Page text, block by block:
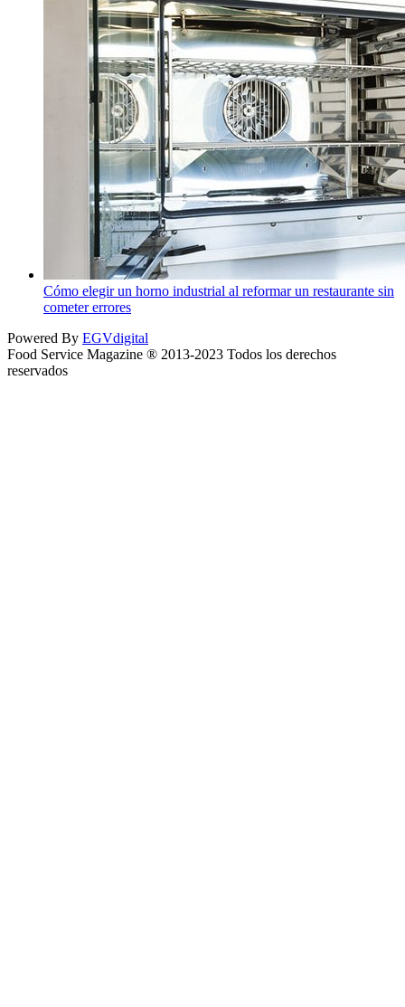
Cómo elegir un horno industrial al reformar un restaurante sin
cometer errores
Powered By EGVdigital
Food Service Magazine ® 2013-2023 Todos los derechos
reservados